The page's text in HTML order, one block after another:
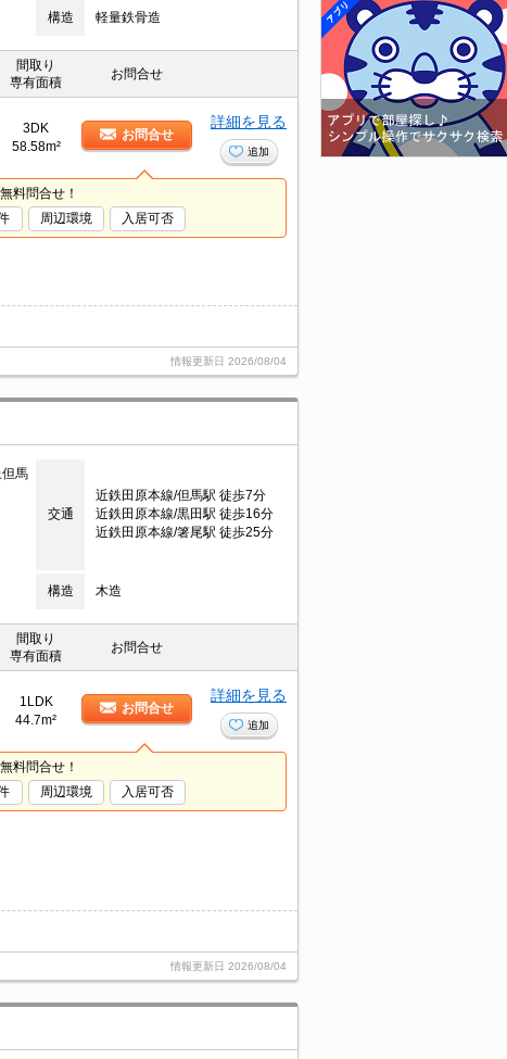
構造 軽量鉄骨造
間取り
専有面積
お問合せ
3DK
58.58m²
お問合せ
詳細を見る
追加
料問合せ！
周辺環境 入居可否
情報更新日 2026/08/04
但馬
交通
近鉄田原本線/但馬駅 徒歩7分
近鉄田原本線/黒田駅 徒歩16分
近鉄田原本線/箸尾駅 徒歩25分
構造 木造
間取り
専有面積
お問合せ
1LDK
44.7m²
お問合せ
詳細を見る
追加
料問合せ！
周辺環境 入居可否
情報更新日 2026/08/04